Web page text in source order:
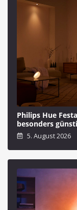
Philips Hue
besonders
5. August 2026